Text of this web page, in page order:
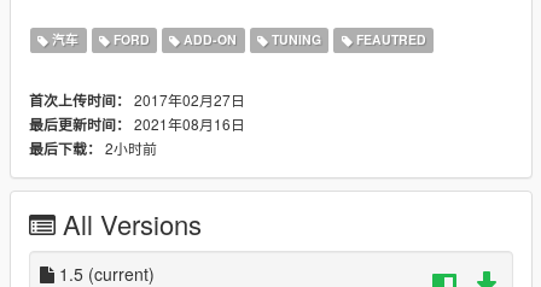
2 Exhaust
2 Front Bumper
2 SuperCharger
1 Electronic Fuel Injection
US Plate [Extra_1]
1 Extra Seats
1 Diffusor
汽车 FORD ADD-ON TUNING FEAUTRED
首次上传时间： 2017年02月27日
最后更新时间： 2021年08月16日
最后下载： 2小时前
All Versions
1.5 (current)